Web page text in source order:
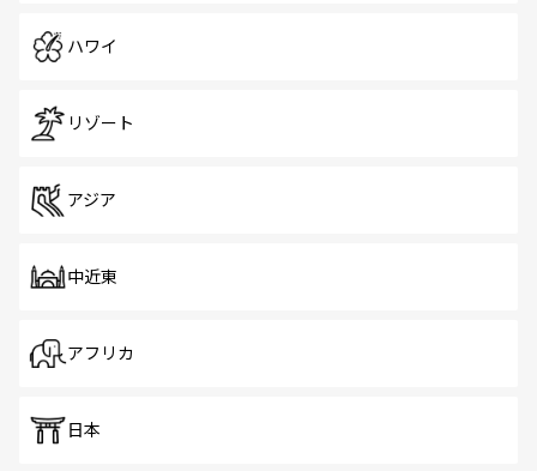
ハワイ
リゾート
アジア
中近東
アフリカ
日本